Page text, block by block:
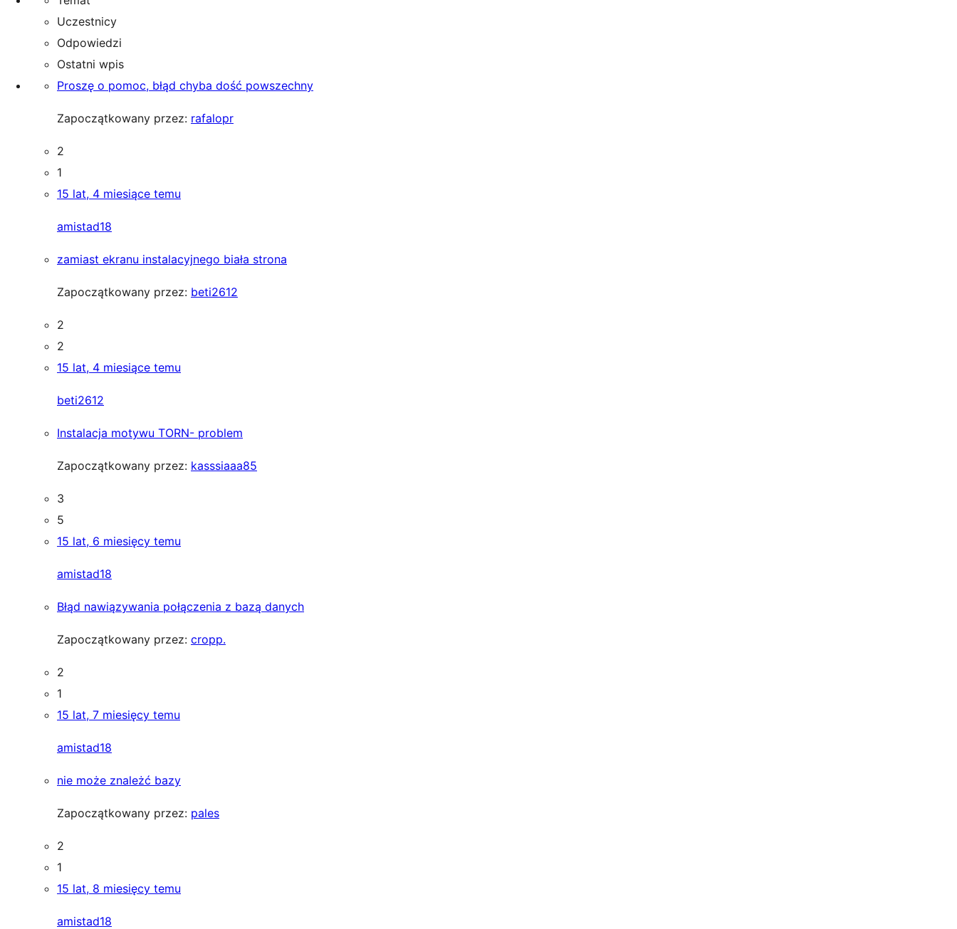
Uczestnicy
Odpowiedzi
Ostatni wpis
Proszę o pomoc, błąd chyba dość powszechny
Zapoczątkowany przez: rafalopr
2
1
15 lat, 4 miesiące temu
amistad18
zamiast ekranu instalacyjnego biała strona
Zapoczątkowany przez: beti2612
2
2
15 lat, 4 miesiące temu
beti2612
Instalacja motywu TORN- problem
Zapoczątkowany przez: kasssiaaa85
3
5
15 lat, 6 miesięcy temu
amistad18
Błąd nawiązywania połączenia z bazą danych
Zapoczątkowany przez: cropp.
2
1
15 lat, 7 miesięcy temu
amistad18
nie może znależć bazy
Zapoczątkowany przez: pales
2
1
15 lat, 8 miesięcy temu
amistad18